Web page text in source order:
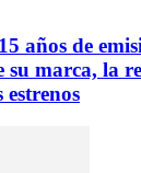
años de
su marca, la